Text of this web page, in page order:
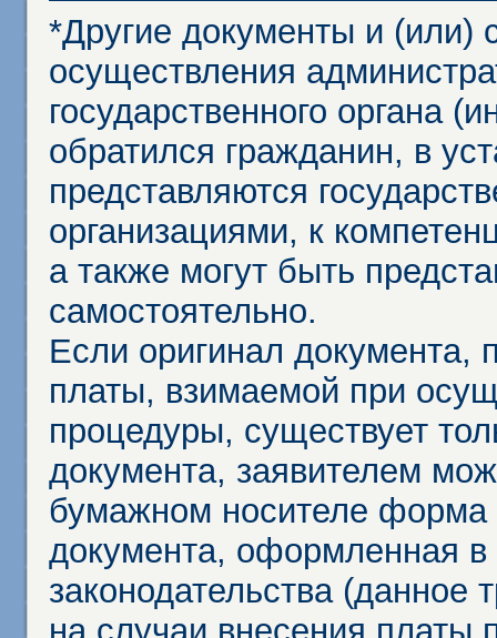
*Другие документы и (или)
осуществления
государственного органа
обратился гражданин, в
представляются
организациями, к
а также могут быть
самостоятельно.
Если оригинал документа,
платы, взимаемой при
процедуры, существует
документа, заявителем
бумажном носителе форма
документа, оформленная в
законодательства (данное